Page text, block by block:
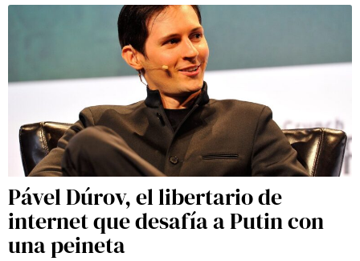
Pável Dúrov, el libertario de
internet que desafía a Putin con
una peineta